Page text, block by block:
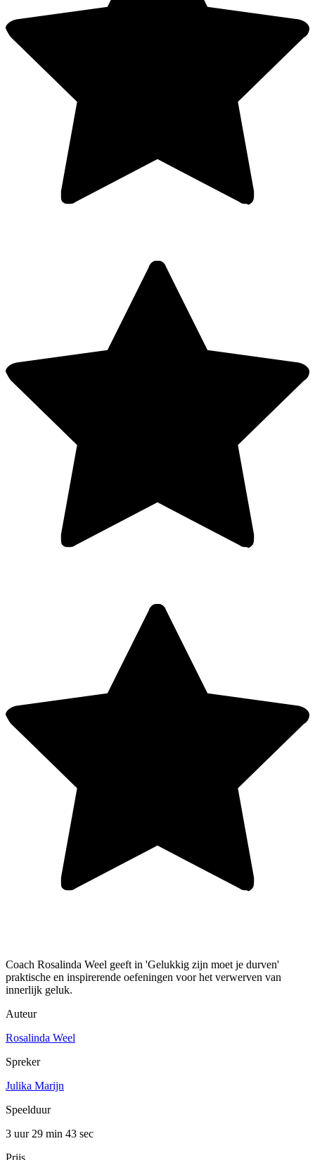
Coach Rosalinda Weel geeft in 'Gelukkig zijn moet je durven'
praktische en inspirerende oefeningen voor het verwerven van
innerlijk geluk.
Auteur
Rosalinda Weel
Spreker
Julika Marijn
Speelduur
3 uur 29 min 43 sec
Prijs